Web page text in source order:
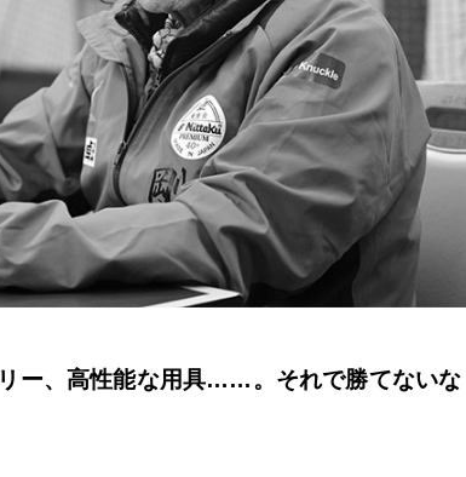
ー、高性能な用具……。それで勝てないな